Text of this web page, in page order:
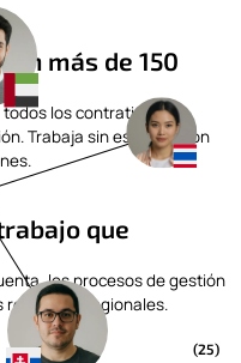
más de 150
todos los contratistas
Trabaja sin esfuerzo con
que
los procesos de gestión
requisitos regionales.
(25)